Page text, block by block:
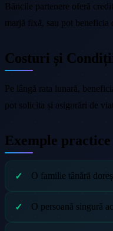
Băncile partenere oferă
marjă fixă, sau pot beneficia
Costuri și
Pe lângă rata lunară,
pot solicita și asigurări de
Exemple practice
O familie tânără
O persoană singură